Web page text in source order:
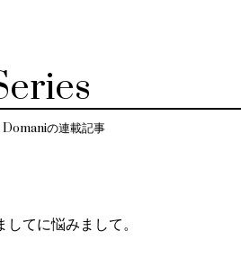
の連載記事
してに悩みまして。